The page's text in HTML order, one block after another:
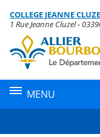
Menu de la
Contenu
COLLEGE JEANNE
1 Rue Jeanne Cluzel -
MENU